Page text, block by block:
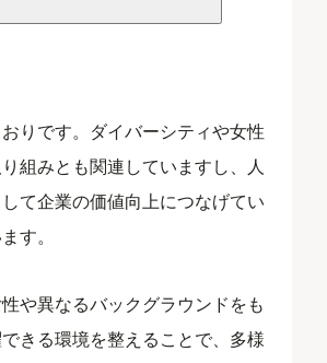
りです。ダイバーシティや女性
組みとも関連していますし、人
て企業の価値向上につなげてい
す。
や異なるバックグラウンドをも
きる環境を整えることで、多様